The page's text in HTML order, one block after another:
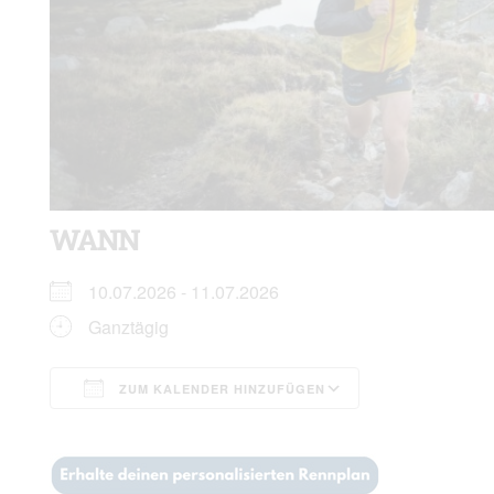
WANN
10.07.2026 - 11.07.2026
Ganztägig
ZUM KALENDER HINZUFÜGEN